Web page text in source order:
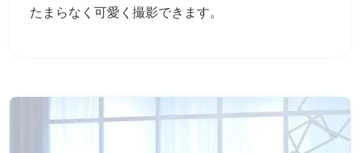
たまらなく可愛く撮影できます。